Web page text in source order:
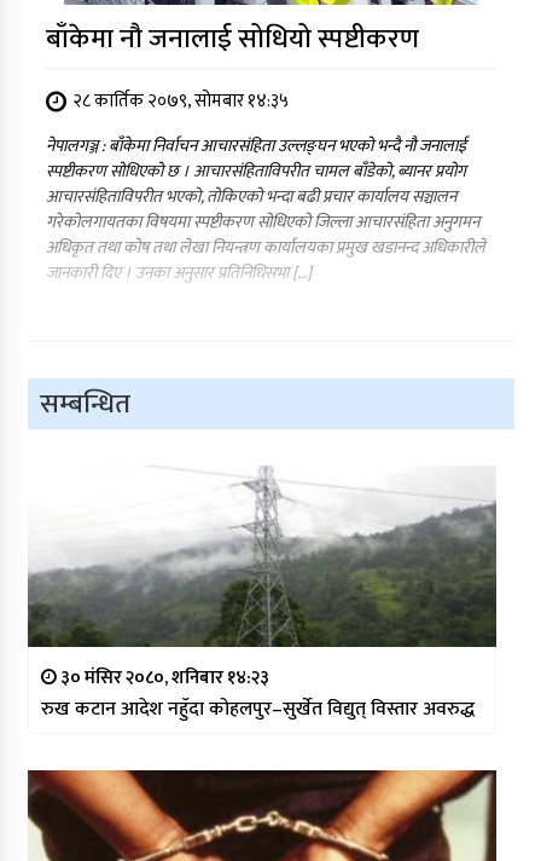
बाँकेमा नौ जनालाई सोधियो स्पष्टीकरण
२८ कार्तिक २०७९, सोमबार १४:३५
नेपालगञ्ज : बाँकेमा निर्वाचन आचारसंहिता उल्लङ्घन भएको भन्दै नौ जनालाई
स्पष्टीकरण सोधिएको छ । आचारसंहिताविपरीत चामल बाँडेको, ब्यानर प्रयोग
आचारसंहिताविपरीत भएको, तोकिएको भन्दा बढी प्रचार कार्यालय सञ्चालन
गरेकोलगायतका विषयमा स्पष्टीकरण सोधिएको जिल्ला आचारसंहिता अनुगमन
अधिकृत तथा कोष तथा लेखा नियन्त्रण कार्यालयका प्रमुख खडानन्द अधिकारीले
जानकारी दिए । उनका अनुसार प्रतिनिधिसभा […]
सम्बन्धित
३० मंसिर २०८०, शनिबार १४:२३
रुख कटान आदेश नहुँदा कोहलपुर–सुर्खेत विद्युत् विस्तार अवरुद्ध